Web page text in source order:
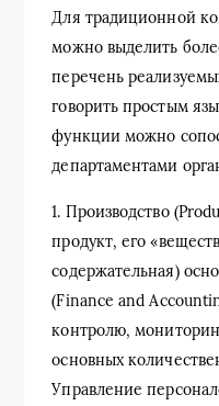
Для традиционной
можно выделить
перечень
говорить простым
функции можно
департаментами
1. Производство
продукт, его
содержательная)
(Finance and
контролю,
основных
Управление